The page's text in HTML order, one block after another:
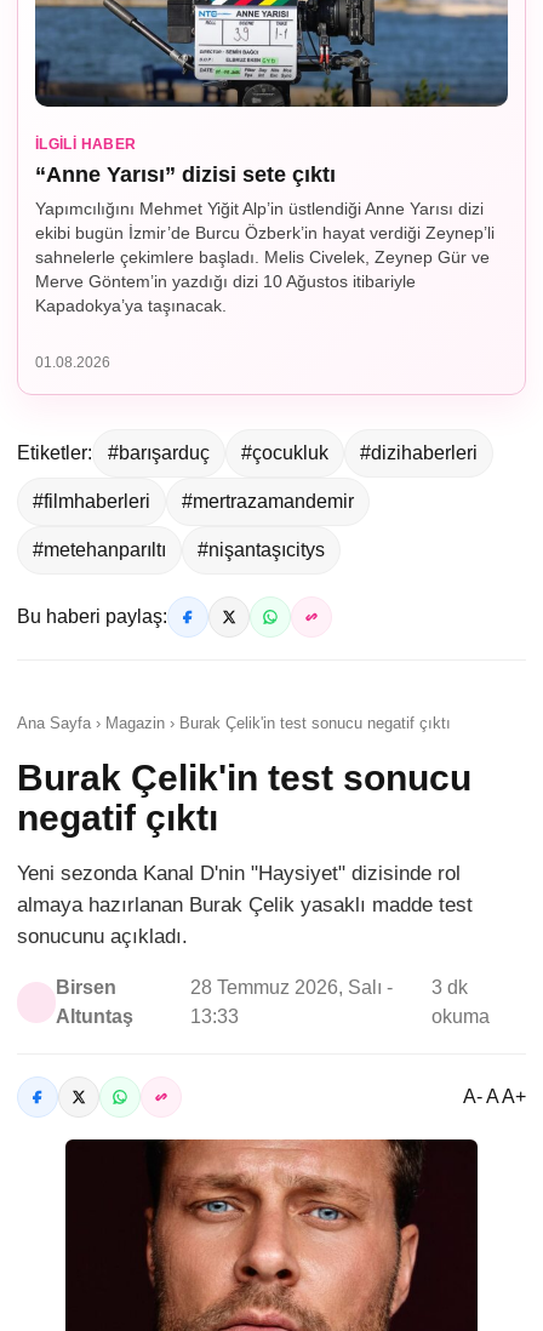
İLGILI HABER
“Anne Yarısı” dizisi sete çıktı
Yapımcılığını Mehmet Yiğit Alp’in üstlendiği Anne Yarısı dizi
ekibi bugün İzmir’de Burcu Özberk’in hayat verdiği Zeynep’li
sahnelerle çekimlere başladı. Melis Civelek, Zeynep Gür ve
Merve Göntem’in yazdığı dizi 10 Ağustos itibariyle
Kapadokya’ya taşınacak.
01.08.2026
Etiketler: #barışarduç #çocukluk #dizihaberleri
#filmhaberleri #mertrazamandemir
#metehanparıltı #nişantaşıcitys
Bu haberi paylaş:
Ana Sayfa › Magazin › Burak Çelik'in test sonucu negatif çıktı
Burak Çelik'in test sonucu
negatif çıktı
Yeni sezonda Kanal D'nin "Haysiyet" dizisinde rol
almaya hazırlanan Burak Çelik yasaklı madde test
sonucunu açıkladı.
Birsen
Altuntaş
28 Temmuz 2026, Salı -
13:33
3 dk
okuma
A- A A+